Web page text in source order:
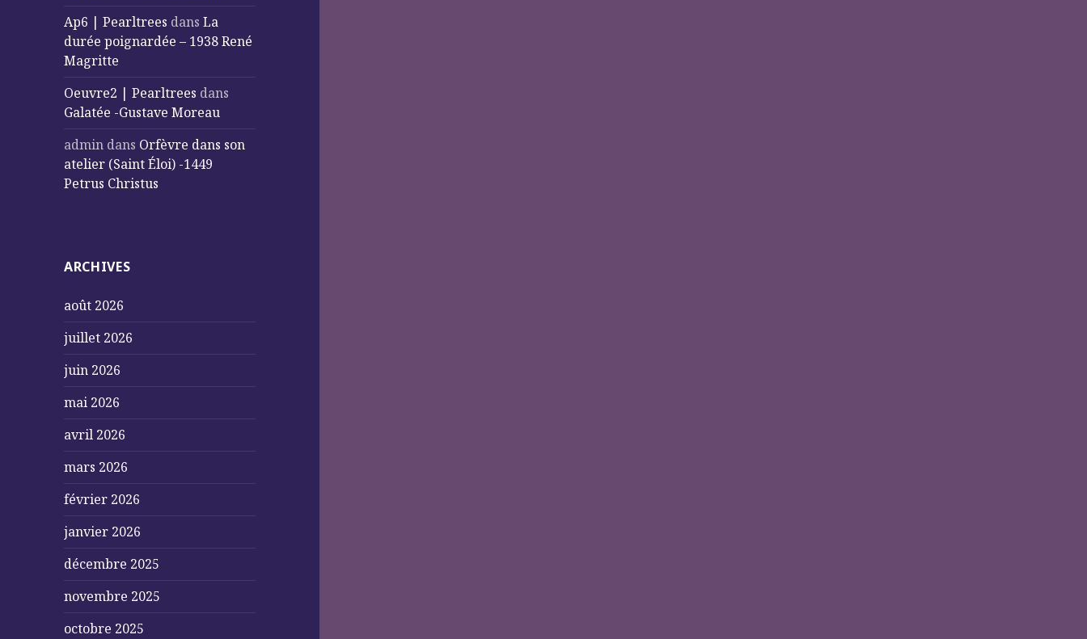
Ap6 | Pearltrees dansLa
durée poignardée – 1938 René
Magritte
Oeuvre2 | Pearltrees dans
Galatée -Gustave Moreau
admin dans Orfèvre dans son
atelier (Saint Éloi) -1449
Petrus Christus
ARCHIVES
août 2026
juillet 2026
juin 2026
mai 2026
avril 2026
mars 2026
février 2026
janvier 2026
décembre 2025
novembre 2025
octobre 2025